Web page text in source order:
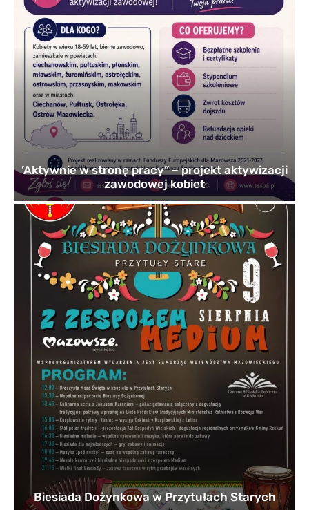
’Aktywnie w stronę pracy” – projekt aktywizacji
zawodowej kobiet
Biesiada Dożynkowa w Przytułach Starych